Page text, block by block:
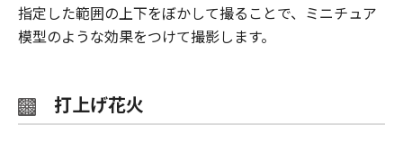
指定した範囲の上下をぼかして撮ることで、ミニチュア
模型のような効果をつけて撮影します。
打上げ花火